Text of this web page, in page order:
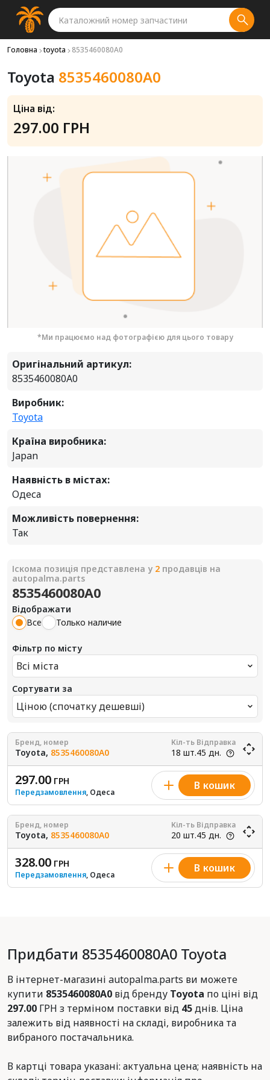
Головна toyota 8535460080A0
Toyota 8535460080A0
Ціна від:
297.00 ГРН
*Ми працюємо над фотографією для цього товару
Оригінальний артикул:
8535460080A0
Виробник:
Toyota
Країна виробника:
Japan
Наявність в містах:
Одеса
Можливість повернення:
Так
Іскома позиція представлена у 2 продавців на
autopalma.parts
8535460080A0
Відображати
Все
Только наличие
Фільтр по місту
Всі міста
Сортувати за
Ціною (спочатку дешевші)
Бренд, номер
Toyota, 8535460080A0
Кіл-ть
18 шт.
Відправка
45 дн.
297.00 ГРН
Передзамовлення, Одеса
В кошик
Бренд, номер
Toyota, 8535460080A0
Кіл-ть
20 шт.
Відправка
45 дн.
328.00 ГРН
Передзамовлення, Одеса
В кошик
Придбати 8535460080A0 Toyota
В інтернет-магазині autopalma.parts ви можете
купити 8535460080A0 від бренду Toyota по ціні від
297.00 ГРН з терміном поставки від 45днів. Ціна
залежить від наявності на складі, виробника та
вибраного постачальника.
В картці товара указані: актуальна цена; наявність на